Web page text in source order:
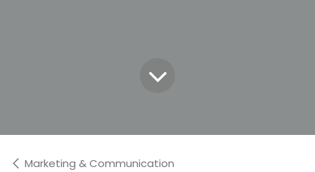
Marketing & Communication